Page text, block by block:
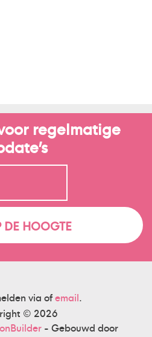
regelmatige
via ofemail.
© 2026
- Gebouwd door